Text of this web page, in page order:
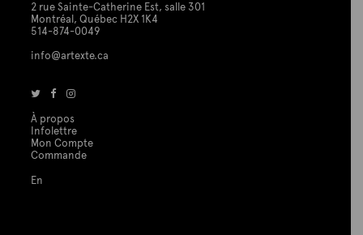
2 rue Sainte-Catherine Est, salle 301
Montréal, Québec H2X 1K4
514-874-0049
info@artexte.ca
À propos
Infolettre
Mon Compte
Commande
En